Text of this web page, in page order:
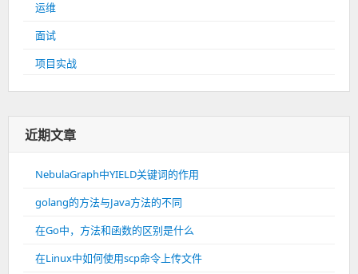
运维
面试
项目实战
近期文章
NebulaGraph中YIELD关键词的作用
golang的方法与Java方法的不同
在Go中，方法和函数的区别是什么
在Linux中如何使用scp命令上传文件